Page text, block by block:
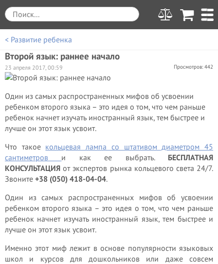
< Развитие ребенка
Второй язык: раннее начало
Просмотров: 442
23 апреля 2017, 00:59
Один из самых распространенных мифов об усвоении
ребенком второго языка – это идея о том, что чем раньше
ребенок начнет изучать иностранный язык, тем быстрее и
лучше он этот язык усвоит.
Что такое кольцевая лампа со штативом диаметром 45
сантиметров и как ее выбрать. БЕСПЛАТНАЯ
КОНСУЛЬТАЦИЯ от экспертов рынка кольцевого света 24/7.
Звоните +38 (050) 418-04-04.
Один из самых распространенных мифов об усвоении
ребенком второго языка – это идея о том, что чем раньше
ребенок начнет изучать иностранный язык, тем быстрее и
лучше он этот язык усвоит.
Именно этот миф лежит в основе популярности языковых
школ и курсов для дошкольников или даже совсем